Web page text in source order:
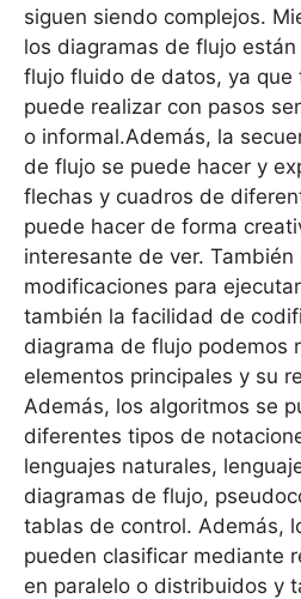
siguen siendo complejos.
los diagramas de flujo
flujo fluido de datos, ya que
puede realizar con pasos
o informal.Además, la
de flujo se puede hacer y
flechas y cuadros de
puede hacer de forma
interesante de ver.
modificaciones para
también la facilidad de
diagrama de flujo podemos
elementos principales y su
Además, los algoritmos se
diferentes tipos de
lenguajes naturales,
diagramas de flujo,
tablas de control. Además,
pueden clasificar mediante
en paralelo o distribuidos y